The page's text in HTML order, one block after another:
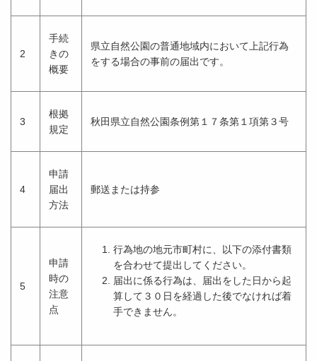
2
手続
きの
概要
県立自然公園の普通地域内において上記行為
をする場合の事前の届出です。
3
根拠
規定
秋田県立自然公園条例第１７条第１項第３号
4
申請
届出
方法
郵送または持参
5
申請
時の
注意
点
行為地の地元市町村に、以下の添付書類
を合わせて提出してください。
届出に係る行為は、届出をした日から起
算して３０日を経過した後でなければ着
手できません。